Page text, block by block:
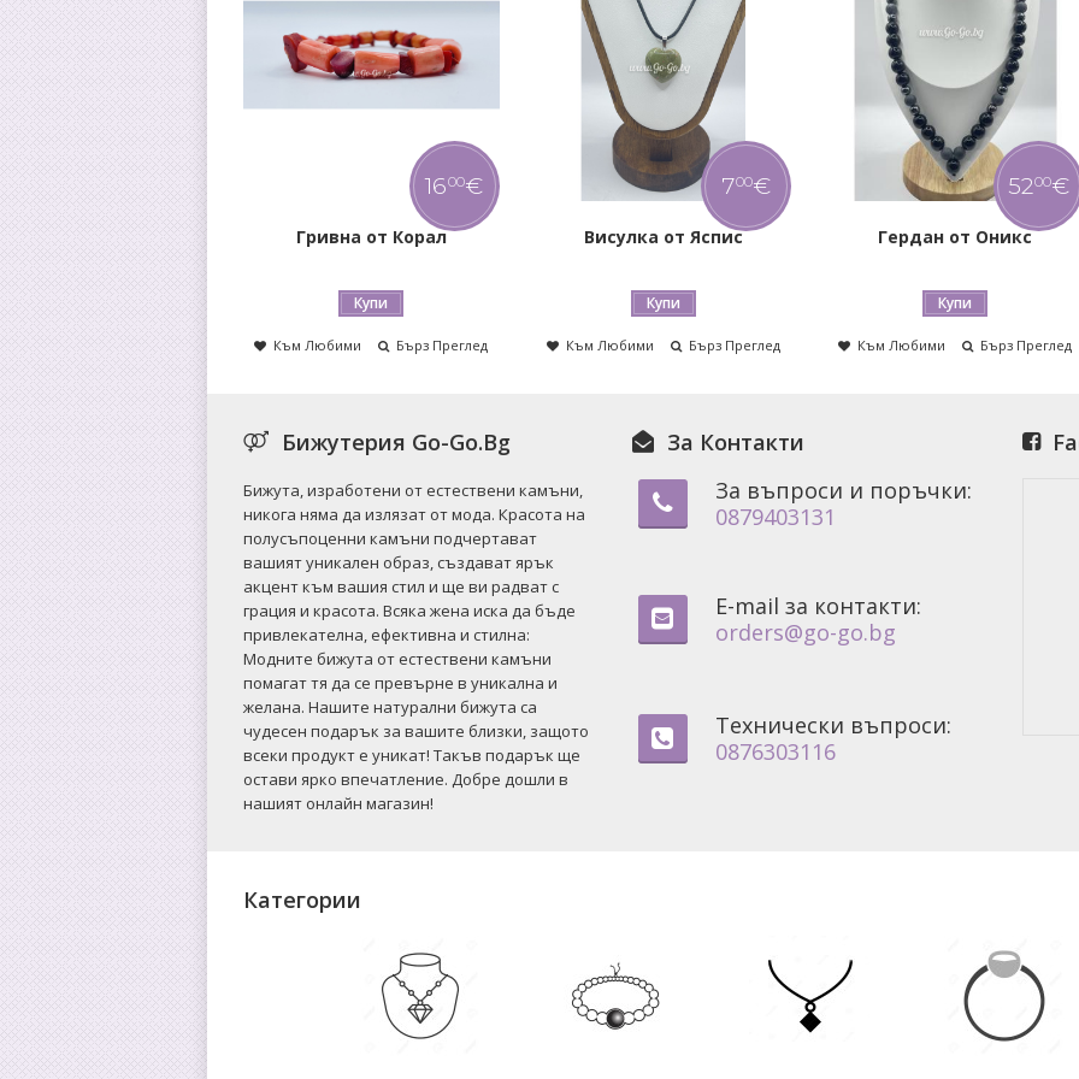
Висулка от Яспис
700€
Купи
Към Любими Бърз Преглед
Гердан от Оникс
5200€
Купи
Към Любими Бърз Преглед
Гривна от Аметист
16 00€
Купи
Към Любими Бърз Преглед
Бижутерия Go-Go.Bg
Бижута, изработени от естествени камъни,
никога няма да излязат от мода. Красота на
полусъпоценни камъни подчертават
вашият уникален образ, създават ярък
акцент към вашия стил и ще ви радват с
грация и красота. Всяка жена иска да бъде
привлекателна, ефективна и стилна:
Mодните бижута от естествени камъни
помагат тя да се превърне в уникална и
желана. Нашите натурални бижута са
чудесен подарък за вашите близки, защото
всеки продукт е уникат! Такъв подарък ще
остави ярко впечатление. Добре дошли в
нашият онлайн магазин!
За Контакти
За въпроси и поръчки:
0879403131
E-mail за контакти:
orders@go-go.bg
Технически въпроси:
0876303116
Категории